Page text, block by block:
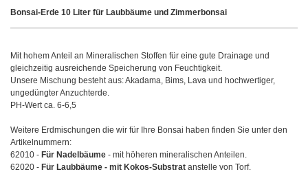
Bonsai-Erde 10 Liter für Laubbäume und Zimmerbonsai
Mit hohem Anteil an Mineralischen Stoffen für eine gute Drainage und
gleichzeitig ausreichende Speicherung von Feuchtigkeit.
Unsere Mischung besteht aus: Akadama, Bims, Lava und hochwertiger,
ungedüngter Anzuchterde.
PH-Wert ca. 6-6,5
Weitere Erdmischungen die wir für Ihre Bonsai haben finden Sie unter den
Artikelnummern:
62010 - Für Nadelbäume - mit höheren mineralischen Anteilen.
62020 - Für Laubbäume - mit Kokos-Substrat anstelle von Torf.